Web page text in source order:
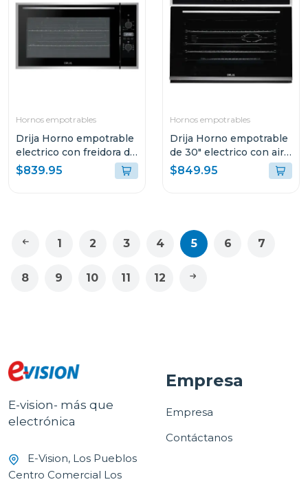
Hornos empotrables
Drija Horno empotrable
electrico con freidora de
aire de 105l america90
$839.95
Hornos empotrables
Drija Horno empotrable
de 30" electrico con air
fry pacific 76
$849.95
1 2 3 4 5 6 7
8 9 10 11 12
E-vision- más que
electrónica
E-Vision, Los Pueblos
Centro Comercial Los
Empresa
Empresa
Contáctanos